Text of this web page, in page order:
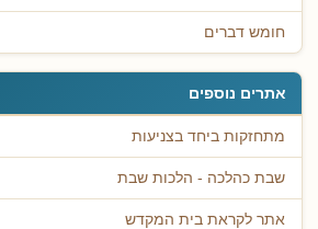
חומש דברים
אתרים נוספים
מתחזקות ביחד בצניעות
שבת כהלכה - הלכות שבת
אתר לקראת בית המקדש